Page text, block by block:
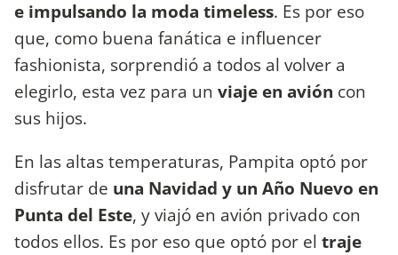
e impulsando la moda timeless. Es por eso
que, como buena fanática e influencer
fashionista, sorprendió a todos al volver a
elegirlo, esta vez para un viaje en avión con
sus hijos.
En las altas temperaturas, Pampita optó por
disfrutar de una Navidad y un Año Nuevo en
Punta del Este, y viajó en avión privado con
todos ellos. Es por eso que optó por el traje